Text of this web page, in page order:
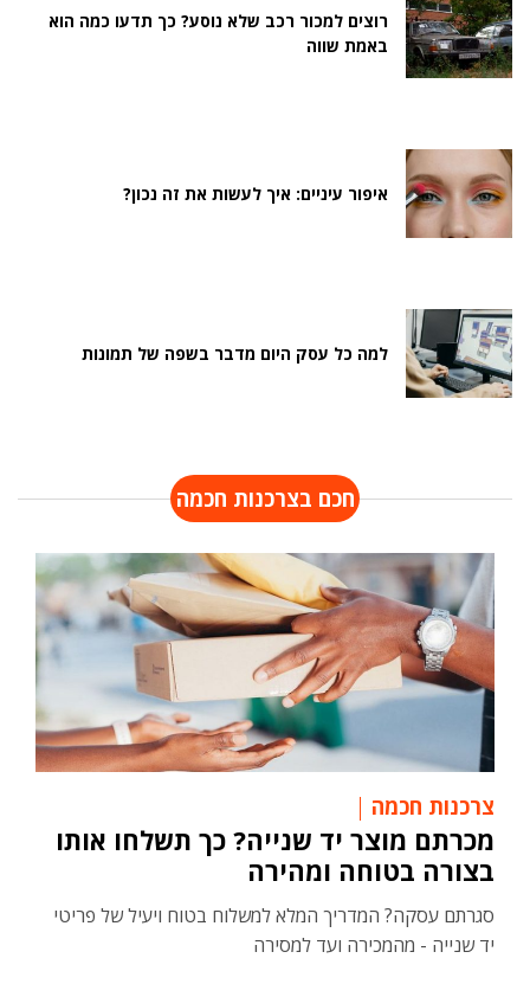
רוצים למכור רכב שלא נוסע? כך תדעו כמה הוא
באמת שווה
איפור עיניים: איך לעשות את זה נכון?
למה כל עסק היום מדבר בשפה של תמונות
חכם בצרכנות חכמה
צרכנות חכמה
מכרתם מוצר יד שנייה? כך תשלחו אותו
בצורה בטוחה ומהירה
סגרתם עסקה? המדריך המלא למשלוח בטוח ויעיל של פריטי
יד שנייה - מהמכירה ועד למסירה